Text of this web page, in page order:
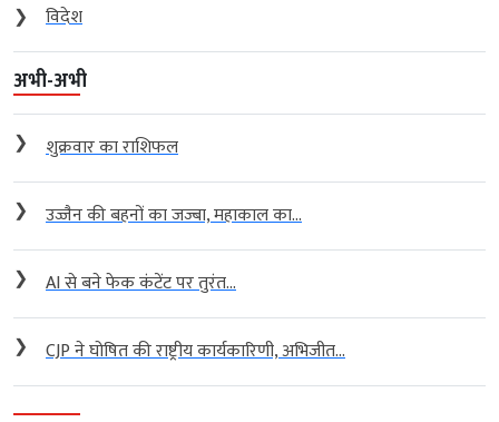
❯
विदेश
अभी-अभी
❯ शुक्रवार का राशिफल
❯ उज्जैन की बहनों का जज्बा, महाकाल का...
❯ AI से बने फेक कंटेंट पर तुरंत...
❯ CJP ने घोषित की राष्ट्रीय कार्यकारिणी, अभिजीत...